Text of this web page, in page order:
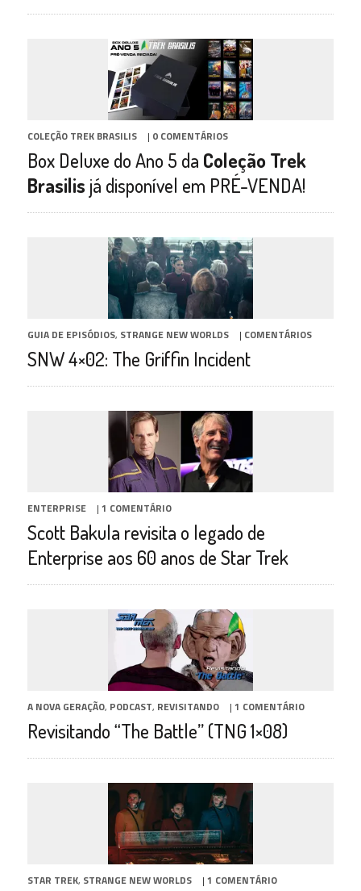
COLEÇÃO TREK BRASILIS | 0 COMENTÁRIOS
Box Deluxe do Ano 5 da Coleção Trek
Brasilis já disponível em PRÉ-VENDA!
GUIA DE EPISÓDIOS, STRANGE NEW WORLDS | COMENTÁRIOS
SNW 4×02: The Griffin Incident
ENTERPRISE | 1 COMENTÁRIO
Scott Bakula revisita o legado de
Enterprise aos 60 anos de Star Trek
A NOVA GERAÇÃO, PODCAST, REVISITANDO | 1 COMENTÁRIO
Revisitando “The Battle” (TNG 1×08)
STAR TREK, STRANGE NEW WORLDS | 1 COMENTÁRIO